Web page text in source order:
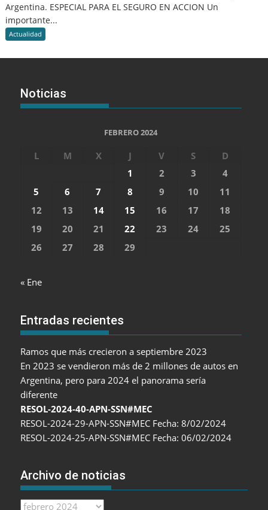
Argentina. ESPECIAL PARA EL SEGURO EN ACCION Un
importante...
Actualidad
Noticias
FEBRERO 2024
L M X J V S
D
1
2 3
4
5
6 7 8 9 10
11
12
13 14 15 16 17
18
19
20 21 22 23 24
25
26
27 28 29
« Ene
Entradas recientes
Ramos que más crecieron a septiembre 2023
En 2023 se vendieron más de 2 millones de autos en
Argentina, pero para 2024 el panorama sería
diferente
RESOL-2024-40-APN-SSN#MEC
RESOL-2024-29-APN-SSN#MEC Fecha: 8/02/2024
RESOL-2024-25-APN-SSN#MEC Fecha: 06/02/2024
Archivo de noticias
Archivo